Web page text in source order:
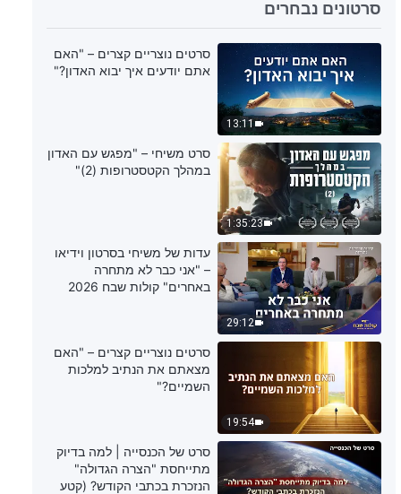
סרטונים נבחרים
13:11
סרטים נוצריים קצרים – "האם
אתם יודעים איך יבוא האדון?"
1:35:23
סרט משיחי – "מפגש עם האדון
במהלך הקטסטרופות (2)"
29:12
עדות של משיחי בסרטון וידיאו
– "אני כבר לא מתחרה
באחרים" קולות שבח 2026
19:54
סרטים נוצריים קצרים – "האם
מצאתם את הנתיב למלכות
השמיים?"
סרט של הכנסייה | למה בדיוק
מתייחסת "הצרה הגדולה"
הנזכרת בכתבי הקודש? (קטע